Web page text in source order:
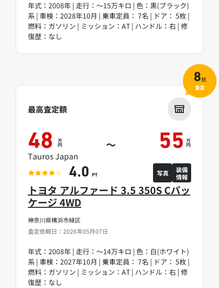
年式：2008年 | 走行：～15万キロ | 色：黒(ブラック)
系 | 車検：2028年10月 | 乗車定員： 7名 | ドア： 5枚 |
燃料：ガソリン | ミッション：AT | ハンドル：右 | 修
復歴：なし
神奈川県横浜市緑区
査定依頼日：2026年05月07日
トヨタ アルファード 3.5 350S Cパッ
ケージ 4WD
年式：2008年 | 走行：～14万キロ | 色：白(ホワイト)
系 | 車検：2027年10月 | 乗車定員： 7名 | ドア： 5枚 |
燃料：ガソリン | ミッション：AT | ハンドル：右 | 修
復歴：なし
最高査定額
48 万
円 ～ 55 万
円
Tauros Japan
4.0 PT 写真
装備
情報
8社
査定